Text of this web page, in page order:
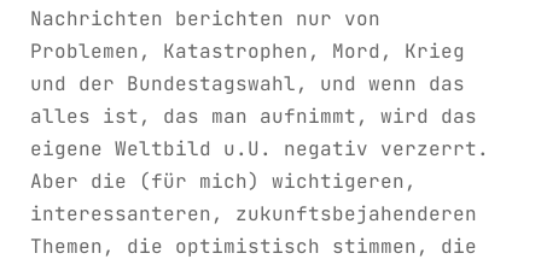
Nachrichten berichten nur von
Problemen, Katastrophen, Mord, Krieg
und der Bundestagswahl, und wenn das
alles ist, das man aufnimmt, wird das
eigene Weltbild u.U. negativ verzerrt.
Aber die (für mich) wichtigeren,
interessanteren, zukunftsbejahenderen
Themen, die optimistisch stimmen, die